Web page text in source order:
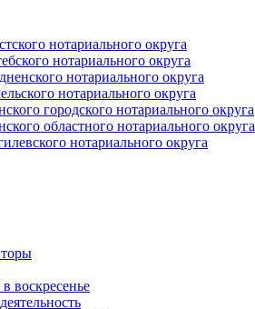
нотариального округа
нотариального округа
нотариального округа
нотариального округа
городского нотариального округа
областного нотариального округа
нотариального округа
воскресенье